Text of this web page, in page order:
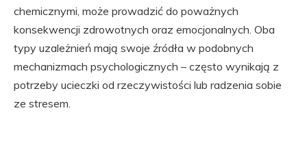
chemicznymi, może prowadzić do poważnych
konsekwencji zdrowotnych oraz emocjonalnych. Oba
typy uzależnień mają swoje źródła w podobnych
mechanizmach psychologicznych – często wynikają z
potrzeby ucieczki od rzeczywistości lub radzenia sobie
ze stresem.